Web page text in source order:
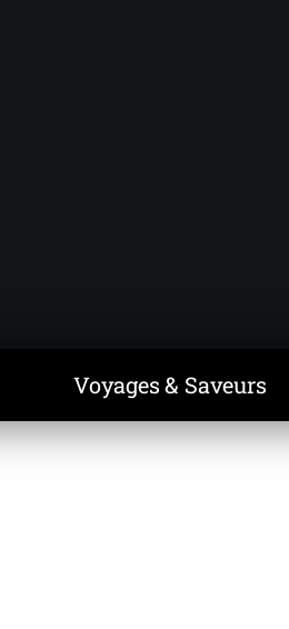
Voyages & Saveurs